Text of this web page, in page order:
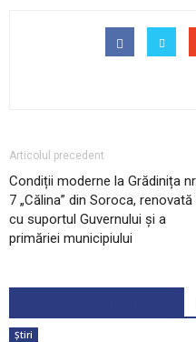
Articolul precedent
Condiții moderne la Grădinița nr.
7 „Călina” din Soroca, renovată
cu suportul Guvernului și a
primăriei municipiului
Știri